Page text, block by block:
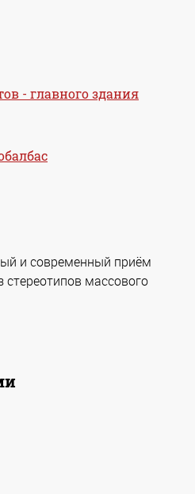
- главного здания
и современный приём
стереотипов массового